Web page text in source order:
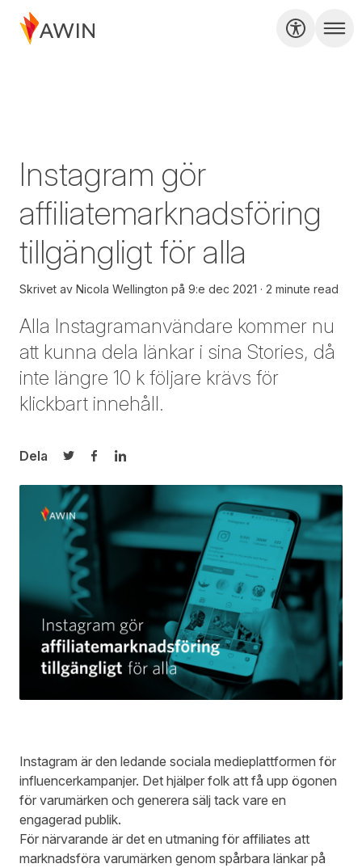
Instagram gör
affiliatemarknadsföring
tillgängligt för alla
Skrivet av Nicola Wellington på 9:e dec 2021 2 minute read
Alla Instagramanvändare kommer nu
att kunna dela länkar i sina Stories, då
inte längre 10 k följare krävs för
klickbart innehåll.
Dela
Dela på Twitter
Dela på Facebook
Dela på LinkedIn
Instagram är den ledande sociala medieplattformen för
influencerkampanjer. Det hjälper folk att få upp ögonen
för varumärken och generera sälj tack vare en
engagerad publik.
För närvarande är det en utmaning för affiliates att
marknadsföra varumärken genom spårbara länkar på